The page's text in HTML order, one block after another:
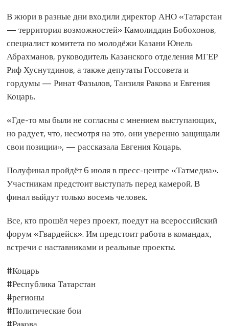
В жюри в разные дни входили директор АНО «Татарстан
— территория возможностей» Камолиддин Бобохонов,
специалист комитета по молодёжи Казани Юнель
Абрахманов, руководитель Казанского отделения МГЕР
Риф Хуснутдинов, а также депутаты Госсовета и
гордумы — Ринат Фазылов, Танзиля Ракова и Евгения
Коцарь.
«Где-то мы были не согласны с мнением выступающих,
но радует, что, несмотря на это, они уверенно защищали
свои позиции», — рассказала Евгения Коцарь.
Полуфинал пройдёт 6 июля в пресс-центре «Татмедиа».
Участникам предстоит выступать перед камерой. В
финал выйдут только восемь человек.
Все, кто прошёл через проект, поедут на всероссийский
форум «Гвардейск». Им предстоит работа в командах,
встречи с наставниками и реальные проекты.
#Коцарь
#Республика Татарстан
#регионы
#Политические бои